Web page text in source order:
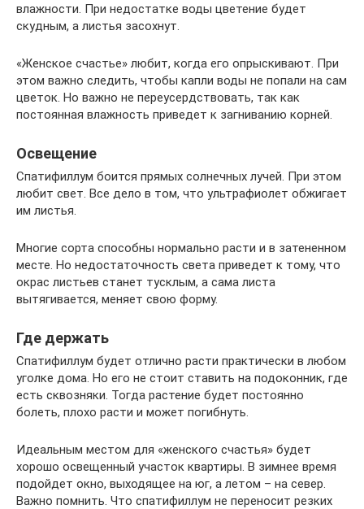
влажности. При недостатке воды цветение будет
скудным, а листья засохнут.
«Женское счастье» любит, когда его опрыскивают. При
этом важно следить, чтобы капли воды не попали на сам
цветок. Но важно не переусердствовать, так как
постоянная влажность приведет к загниванию корней.
Освещение
Спатифиллум боится прямых солнечных лучей. При этом
любит свет. Все дело в том, что ультрафиолет обжигает
им листья.
Многие сорта способны нормально расти и в затененном
месте. Но недостаточность света приведет к тому, что
окрас листьев станет тусклым, а сама листа
вытягивается, меняет свою форму.
Где держать
Спатифиллум будет отлично расти практически в любом
уголке дома. Но его не стоит ставить на подоконник, где
есть сквозняки. Тогда растение будет постоянно
болеть, плохо расти и может погибнуть.
Идеальным местом для «женского счастья» будет
хорошо освещенный участок квартиры. В зимнее время
подойдет окно, выходящее на юг, а летом – на север.
Важно помнить. Что спатифиллум не переносит резких